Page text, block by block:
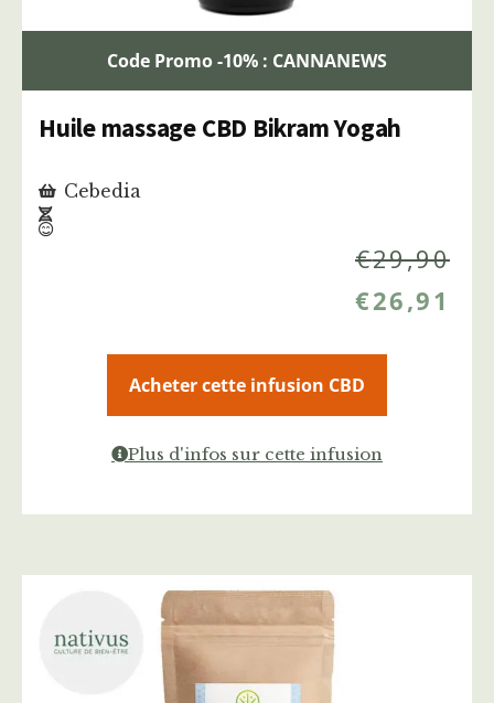
Code Promo -10% : CANNANEWS
Huile massage CBD Bikram Yogah
Cebedia
€29,90
€26,91
Acheter cette infusion CBD
Plus d'infos sur cette infusion